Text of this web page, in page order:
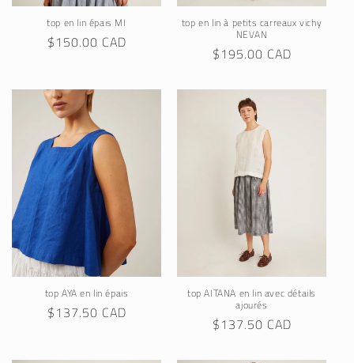
top en lin épais MI
Regular
$150.00 CAD
top en lin à petits carreaux vichy
NEVAN
Regular
$195.00 CAD
top AYA en lin épais
Regular
$137.50 CAD
top AITANA en lin avec détails
ajourés
Regular
$137.50 CAD